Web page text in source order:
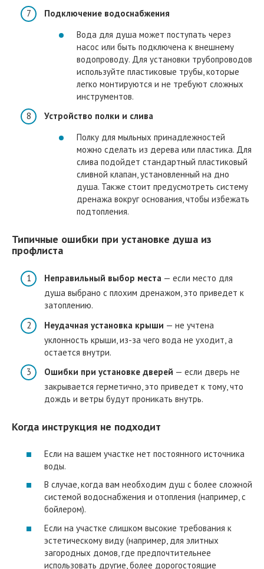
Подключение водоснабжения
Вода для душа может поступать через
насос или быть подключена к внешнему
водопроводу. Для установки трубопроводов
используйте пластиковые трубы, которые
легко монтируются и не требуют сложных
инструментов.
Устройство полки и слива
Полку для мыльных принадлежностей
можно сделать из дерева или пластика. Для
слива подойдет стандартный пластиковый
сливной клапан, установленный на дно
душа. Также стоит предусмотреть систему
дренажа вокруг основания, чтобы избежать
подтопления.
Типичные ошибки при установке душа из
профлиста
Неправильный выбор места — если место для
душа выбрано с плохим дренажом, это приведет к
затоплению.
Неудачная установка крыши — не учтена
уклонность крыши, из-за чего вода не уходит, а
остается внутри.
Ошибки при установке дверей — если дверь не
закрывается герметично, это приведет к тому, что
дождь и ветры будут проникать внутрь.
Когда инструкция не подходит
Если на вашем участке нет постоянного источника
воды.
В случае, когда вам необходим душ с более сложной
системой водоснабжения и отопления (например, с
бойлером).
Если на участке слишком высокие требования к
эстетическому виду (например, для элитных
загородных домов, где предпочтительнее
использовать другие, более дорогостоящие